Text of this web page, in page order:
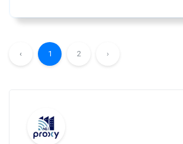
‹ 1 2 ›